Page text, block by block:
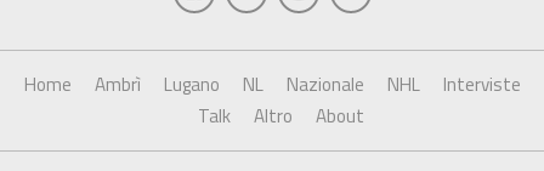
Home Ambrì Lugano NL Nazionale NHL
Interviste
Talk
Altro About